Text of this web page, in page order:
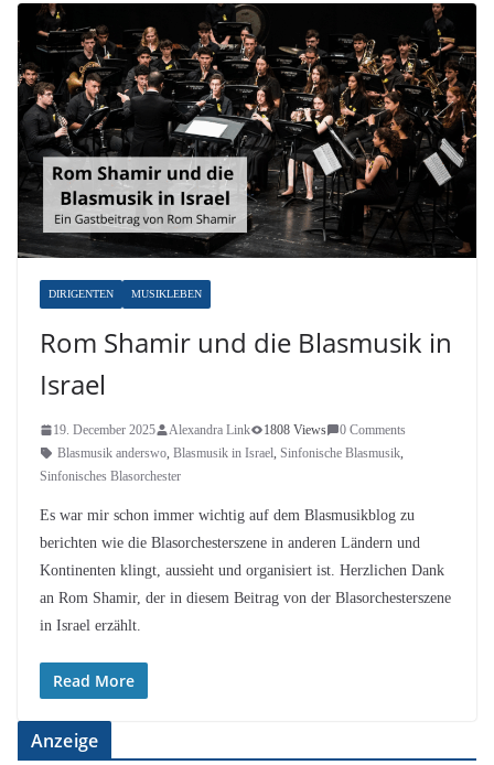
DIRIGENTEN MUSIKLEBEN
Rom Shamir und die Blasmusik in
Israel
19. December 2025 Alexandra Link 1808 Views
0 Comments
Blasmusik anderswo, Blasmusik in Israel, Sinfonische Blasmusik,
Sinfonisches Blasorchester
Es war mir schon immer wichtig auf dem Blasmusikblog zu
berichten wie die Blasorchesterszene in anderen Ländern und
Kontinenten klingt, aussieht und organisiert ist. Herzlichen Dank
an Rom Shamir, der in diesem Beitrag von der Blasorchesterszene
in Israel erzählt.
Read More
Anzeige